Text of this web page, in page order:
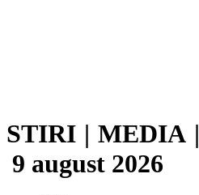
STIRI | MEDIA |
9 august 2026